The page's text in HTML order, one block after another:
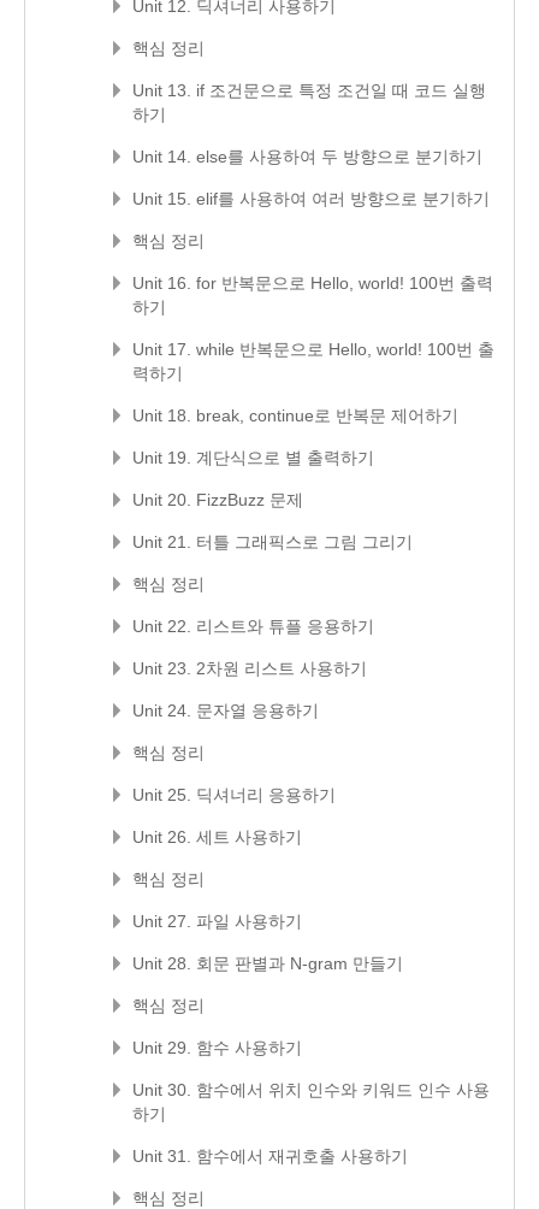
Unit 12. 딕셔너리 사용하기
핵심 정리
Unit 13. if 조건문으로 특정 조건일 때 코드 실행
하기
Unit 14. else를 사용하여 두 방향으로 분기하기
Unit 15. elif를 사용하여 여러 방향으로 분기하기
핵심 정리
Unit 16. for 반복문으로 Hello, world! 100번 출력
하기
Unit 17. while 반복문으로 Hello, world! 100번 출
력하기
Unit 18. break, continue로 반복문 제어하기
Unit 19. 계단식으로 별 출력하기
Unit 20. FizzBuzz 문제
Unit 21. 터틀 그래픽스로 그림 그리기
핵심 정리
Unit 22. 리스트와 튜플 응용하기
Unit 23. 2차원 리스트 사용하기
Unit 24. 문자열 응용하기
핵심 정리
Unit 25. 딕셔너리 응용하기
Unit 26. 세트 사용하기
핵심 정리
Unit 27. 파일 사용하기
Unit 28. 회문 판별과 N-gram 만들기
핵심 정리
Unit 29. 함수 사용하기
Unit 30. 함수에서 위치 인수와 키워드 인수 사용
하기
Unit 31. 함수에서 재귀호출 사용하기
핵심 정리